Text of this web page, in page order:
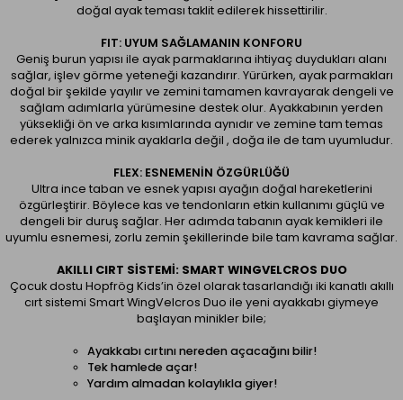
doğal ayak teması taklit edilerek hissettirilir.
FIT: UYUM SAĞLAMANIN KONFORU
Geniş burun yapısı ile ayak parmaklarına ihtiyaç duydukları alanı
sağlar, işlev görme yeteneği kazandırır. Yürürken, ayak parmakları
doğal bir şekilde yayılır ve zemini tamamen kavrayarak dengeli ve
sağlam adımlarla yürümesine destek olur. Ayakkabının yerden
yüksekliği ön ve arka kısımlarında aynıdır ve zemine tam temas
ederek yalnızca minik ayaklarla değil , doğa ile de tam uyumludur.
FLEX: ESNEMENİN ÖZGÜRLÜĞÜ
Ultra ince taban ve esnek yapısı ayağın doğal hareketlerini
özgürleştirir. Böylece kas ve tendonların etkin kullanımı güçlü ve
dengeli bir duruş sağlar. Her adımda tabanın ayak kemikleri ile
uyumlu esnemesi, zorlu zemin şekillerinde bile tam kavrama sağlar.
AKILLI CIRT SISTEMI: SMART WINGVELCROS DUO
Çocuk dostu Hopfrög Kids’in özel olarak tasarlandığı iki kanatlı akıllı
cırt sistemi Smart WingVelcros Duo ile yeni ayakkabı giymeye
başlayan minikler bile;
Ayakkabı cırtını nereden açacağını bilir!
Tek hamlede açar!
Yardım almadan kolaylıkla giyer!